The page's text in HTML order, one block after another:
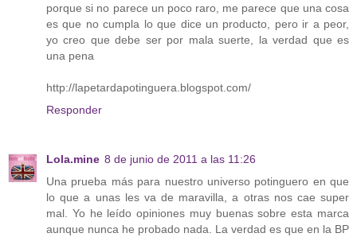
porque si no parece un poco raro, me parece que una cosa
es que no cumpla lo que dice un producto, pero ir a peor,
yo creo que debe ser por mala suerte, la verdad que es
una pena
http://lapetardapotinguera.blogspot.com/
Responder
Lola.mine 8 de junio de 2011 a las 11:26
Una prueba más para nuestro universo potinguero en que
lo que a unas les va de maravilla, a otras nos cae super
mal. Yo he leído opiniones muy buenas sobre esta marca
aunque nunca he probado nada. La verdad es que en la BP